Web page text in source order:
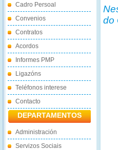
Cadro Persoal
Convenios
Contratos
Acordos
Informes PMP
Ligazóns
Teléfonos interese
Contacto
DEPARTAMENTOS
Administración
Servizos Sociais
do